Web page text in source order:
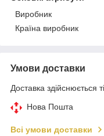
Виробник
Країна виробник
Умови доставки
Доставка здійснюється
Нова Пошта
Всі умови доставки